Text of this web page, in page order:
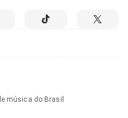
música do Brasil